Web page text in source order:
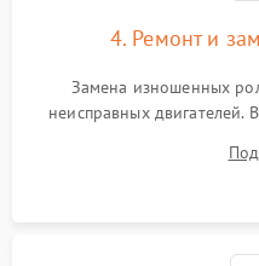
4. Ремонт и
Замена изношенных
неисправных двигателей.
воздушных подушек и
электронных плат, пайка